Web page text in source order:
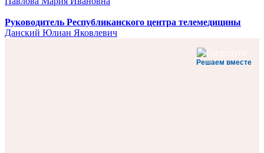
Руководитель Республиканского центра телемедицины
Данский Юлиан Яковлевич
Решаем вместе